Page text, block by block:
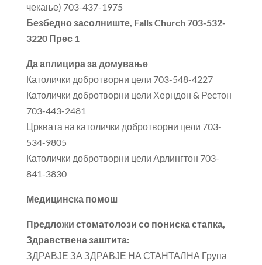
чекање) 703-437-1975
Безбедно засолниште, Falls Church 703-532-
3220 Прес 1
Да аплицира за домување
Католички добротворни цели 703-548-4227
Католички добротворни цели Херндон & Рестон
703-443-2481
Црквата на католички добротворни цели 703-
534-9805
Католички добротворни цели Арлингтон 703-
841-3830
Медицинска помош
Предложи стоматолози со пониска стапка,
Здравствена заштита:
ЗДРАВЈЕ ЗА ЗДРАВЈЕ НА СТАНТАЛНА Група